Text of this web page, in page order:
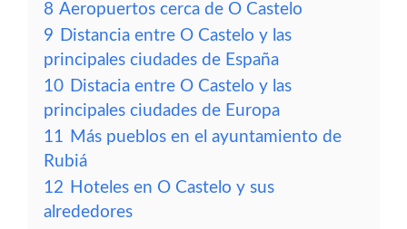
8 Aeropuertos cerca de O Castelo
9 Distancia entre O Castelo y las
principales ciudades de España
10 Distacia entre O Castelo y las
principales ciudades de Europa
11 Más pueblos en el ayuntamiento de
Rubiá
12 Hoteles en O Castelo y sus
alrededores